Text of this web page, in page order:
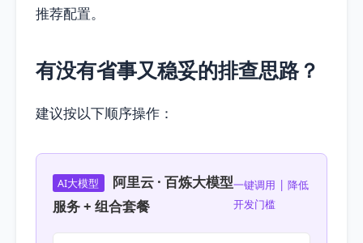
推荐配置。
有没有省事又稳妥的排查思路？
建议按以下顺序操作：
AI大模型
阿里云 · 百炼大模型
服务 + 组合套餐
一键调用 | 降低
开发门槛